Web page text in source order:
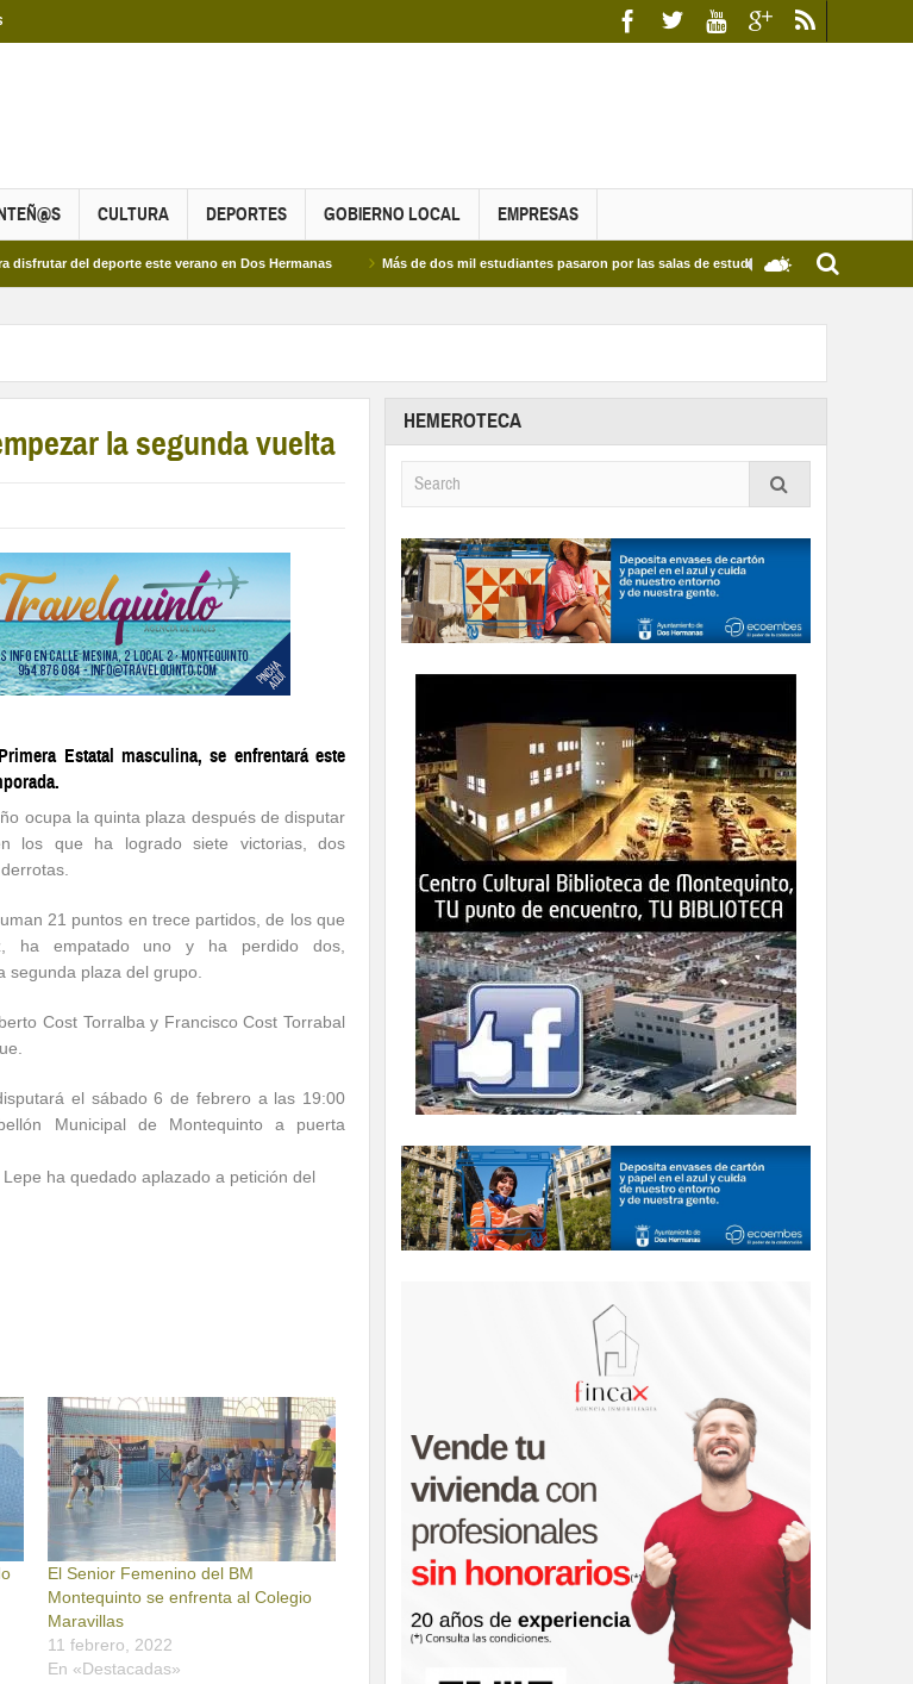
CULTURA DEPORTES GOBIERNO LOCAL EMPRESAS
deporte este verano en Dos Hermanas Más de dos mil estudiantes pasaron por las salas de estudio de las Bibliotecas Municipales y
la segunda vuelta
Estatal masculina, se enfrentará este
ocupa la quinta plaza después de disputar
los que ha logrado siete victorias, dos
21 puntos en trece partidos, de los que
ha empatado uno y ha perdido dos,
segunda plaza del grupo.
Cost Torralba y Francisco Cost Torrabal
el sábado 6 de febrero a las 19:00
Municipal de Montequinto a puerta
ha quedado aplazado a petición del
El Senior Femenino del BM
Montequinto se enfrenta al Colegio
Maravillas
11 febrero, 2022
En «Destacadas»
HEMEROTECA